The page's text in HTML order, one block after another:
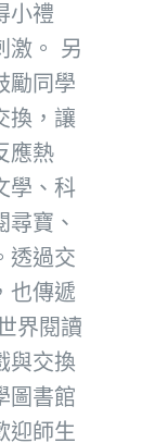
小禮
激。 另
勵同學
換，讓
應熱
學、科
寶、
透過交
也傳遞
界閱讀
與交換
圖書館
迎師生